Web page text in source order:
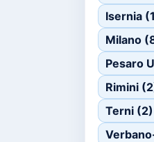
Isernia
Milano
Pesaro
Rimini
Terni (2)